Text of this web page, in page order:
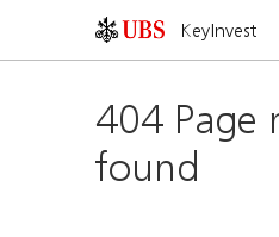
KeyInvest
404 Page
found